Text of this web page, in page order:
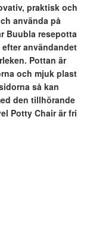
praktisk och
använda på
Buubla resepotta
användandet
Pottan är
och mjuk plast
så kan
den tillhörande
Potty Chair är fri